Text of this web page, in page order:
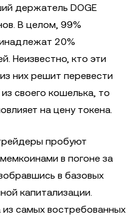
держатель DOGE
В целом, 99%
20%
Неизвестно, кто эти
них решит перевести
своего кошелька, то
на цену токена.
пробуют
в погоне за
в базовых
капитализации.
самых востребованных